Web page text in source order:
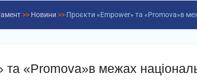
>> Новини >> Проєкти «Empower» та «Promova»в
та «Promova»в межах